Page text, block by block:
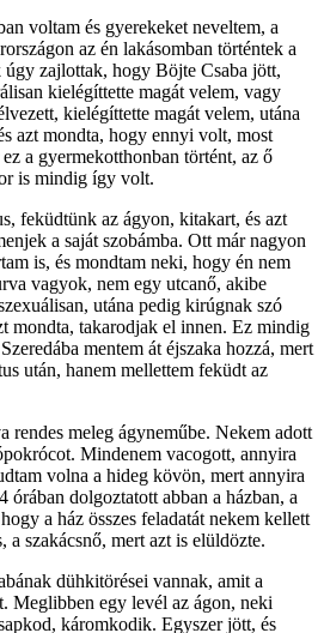
voltam és gyerekeket neveltem, a
az én lakásomban történtek a
zajlottak, hogy Böjte Csaba jött,
kielégíttette magát velem, vagy
kielégíttette magát velem, utána
azt mondta, hogy ennyi volt, most
a gyermekotthonban történt, az ő
is mindig így volt.
feküdtünk az ágyon, kitakart, és azt
a saját szobámba. Ott már nagyon
is, és mondtam neki, hogy én nem
vagyok, nem egy utcanő, akibe
utána pedig kirúgnak szó
mondta, takarodjak el innen. Ez mindig
mentem át éjszaka hozzá, mert
után, hanem mellettem feküdt az
rendes meleg ágyneműbe. Nekem adott
Mindenem vacogott, annyira
volna a hideg kövön, mert annyira
órában dolgoztatott abban a házban, a
a ház összes feladatát nekem kellett
szakácsnő, mert azt is elüldözte.
dühkitörései vannak, amit a
Meglibben egy levél az ágon, neki
káromkodik. Egyszer jött, és